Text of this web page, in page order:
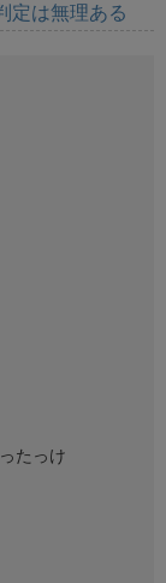
定は無理ある
たっけ